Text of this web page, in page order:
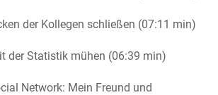
der Kollegen schließen (07:11 min)
der Statistik mühen (06:39 min)
Network: Mein Freund und